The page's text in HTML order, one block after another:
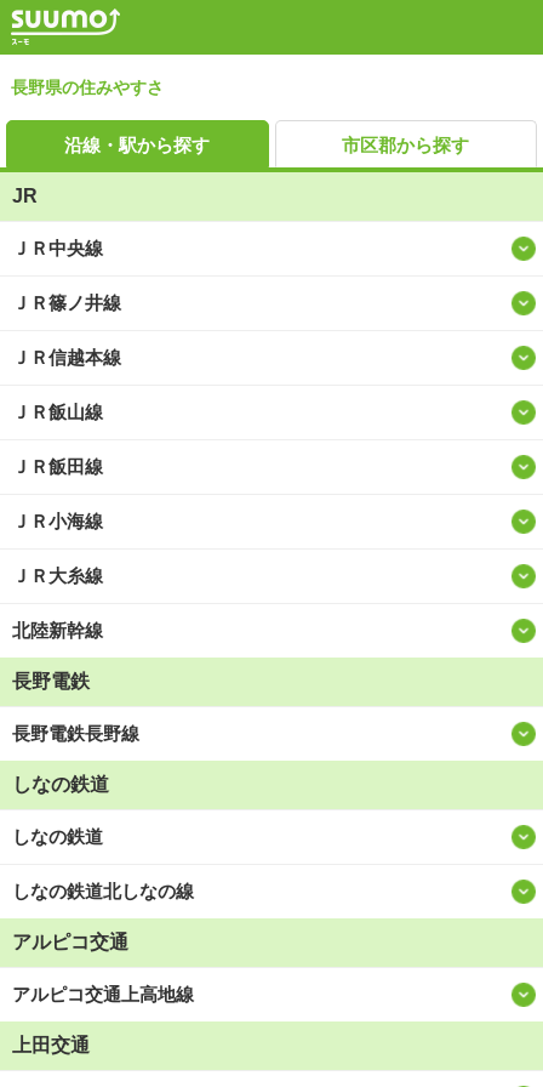
長野県の住みやすさ
沿線・駅から探す 市区郡から探す
JR
ＪＲ中央線
ＪＲ篠ノ井線
ＪＲ信越本線
ＪＲ飯山線
ＪＲ飯田線
ＪＲ小海線
ＪＲ大糸線
北陸新幹線
長野電鉄
長野電鉄長野線
しなの鉄道
しなの鉄道
しなの鉄道北しなの線
アルピコ交通
アルピコ交通上高地線
上田交通